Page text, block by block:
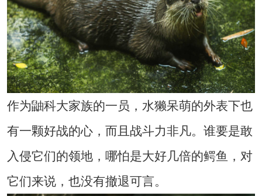
作为鼬科大家族的一员，水獭呆萌的外表下也
有一颗好战的心，而且战斗力非凡。谁要是敢
入侵它们的领地，哪怕是大好几倍的鳄鱼，对
它们来说，也没有撤退可言。